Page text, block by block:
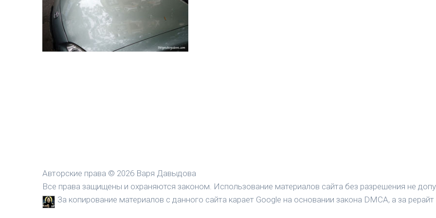
Авторские права © 2026 Варя Давыдова
Все права защищены и охраняются законом. Использование материалов сайта без разрешения не
За копирование материалов с данного сайта карает Google на основании закона DMCA, а за